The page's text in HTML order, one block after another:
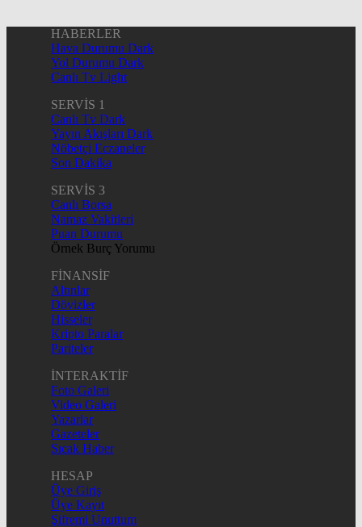
HABERLER
Hava Durumu Dark
Yol Durumu Dark
Canlı Tv Light
SERVİS 1
Canlı Tv Dark
Yayın Akışları Dark
Nöbetçi Eczaneler
Son Dakika
SERVİS 3
Canlı Borsa
Namaz Vakitleri
Puan Durumu
Örnek Burç Yorumu
FİNANSİF
Altınlar
Dövizler
Hisseler
Kripto Paralar
Pariteler
İNTERAKTİF
Foto Galeri
Video Galeri
Yazarlar
Gazeteler
Sıcak Haber
HESAP
Üye Giriş
Üye Kayıt
Şifremi Unuttum